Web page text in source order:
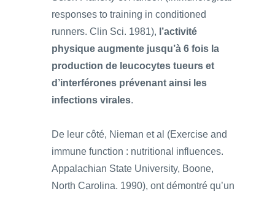
responses to training in conditioned
runners. Clin Sci. 1981), l’activité
physique augmente jusqu’à 6 fois la
production de leucocytes tueurs et
d’interférones prévenant ainsi les
infections virales.
De leur côté, Nieman et al (Exercise and
immune function : nutritional influences.
Appalachian State University, Boone,
North Carolina. 1990), ont démontré qu’un